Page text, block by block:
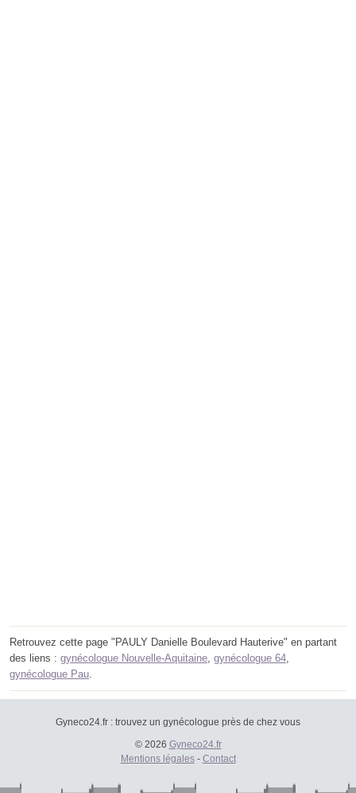
Retrouvez cette page "PAULY Danielle Boulevard Hauterive" en partant
des liens : gynécologue Nouvelle-Aquitaine gynécologue 64
gynécologue Pau
Gyneco24.fr : trouvez un gynécologue près de chez vous
© 2026 Gyneco24.fr
Mentions légales- Contact